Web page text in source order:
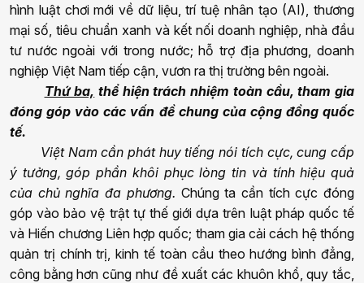
hình luật chơi mới về dữ liệu, trí tuệ nhân tạo (AI), thương
mại số, tiêu chuẩn xanh và kết nối doanh nghiệp, nhà đầu
tư nước ngoài với trong nước; hỗ trợ địa phương, doanh
nghiệp Việt Nam tiếp cận, vươn ra thị trường bên ngoài.
Thứ ba, thể hiện trách nhiệm toàn cầu, tham gia
đóng góp vào các vấn đề chung của cộng đồng quốc
tế.
Việt Nam cần phát huy tiếng nói tích cực, cung cấp
ý tưởng, góp phần khôi phục lòng tin và tính hiệu quả
của chủ nghĩa đa phương. Chúng ta cần tích cực đóng
góp vào bảo vệ trật tự thế giới dựa trên luật pháp quốc tế
và Hiến chương Liên hợp quốc; tham gia cải cách hệ thống
quản trị chính trị, kinh tế toàn cầu theo hướng bình đẳng,
công bằng hơn cũng như đề xuất các khuôn khổ, quy tắc,